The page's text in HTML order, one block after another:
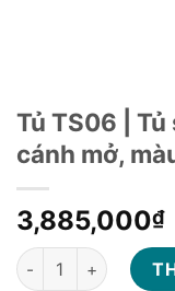
Tủ TS06 |
cánh mở,
3,885,000₫
Tủ TS06 | Tủ sắt